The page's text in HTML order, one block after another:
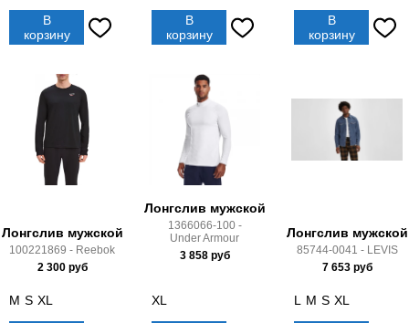
В
корзину
В
корзину
В
корзину
Лонгслив мужской
100221869 - Reebok
2 300руб
M S XL
Лонгслив мужской
1366066-100 -
Under Armour
3 858руб
XL
Лонгслив мужской
85744-0041 - LEVIS
7 653руб
L M S XL